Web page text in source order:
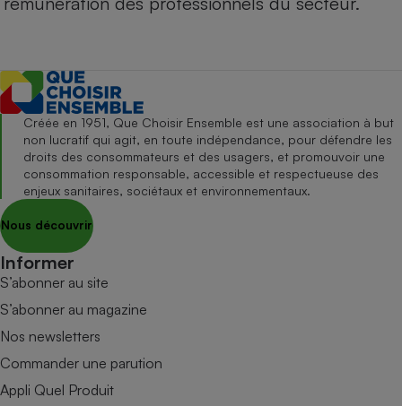
Créée en 1951, Que Choisir Ensemble est une association à but
non lucratif qui agit, en toute indépendance, pour défendre les
droits des consommateurs et des usagers, et promouvoir une
consommation responsable, accessible et respectueuse des
enjeux sanitaires, sociétaux et environnementaux.
Nous découvrir
Informer
S’abonner au site
S’abonner au magazine
Nos newsletters
Commander une parution
Appli Quel Produit